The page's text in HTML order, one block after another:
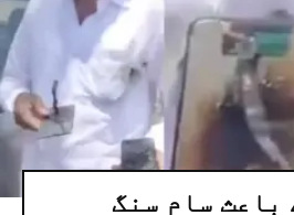
باعث سام سنگ